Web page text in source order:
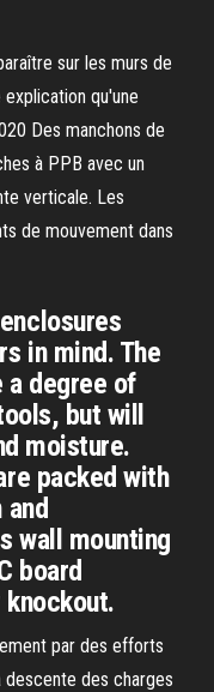
sur les murs de
explication qu'une
Des manchons de
à PPB avec un
verticale. Les
de mouvement dans
in mind. The
a degree of
but will
moisture.
packed with
wall mounting
board
par des efforts
descente des charges